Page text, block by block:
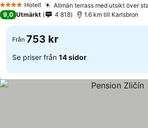
4 StjärnorHotell Allmän terrass med utsikt över
9,0 Utmärkt 4 818 1.6 km till Karlsbron
Från 753 kr
Se priser från 14 sidor